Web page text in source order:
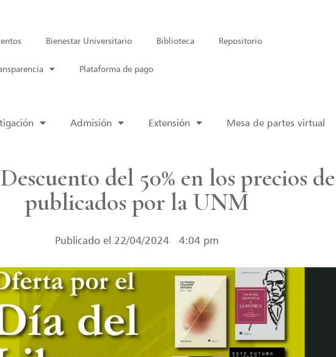
Bienestar Universitario Biblioteca Repositorio
Plataforma de pago
Admisión Extensión Mesa de partes virtual
del 50% en los precios
publicados por la UNM
Publicado el 22/04/2024 4:04 pm